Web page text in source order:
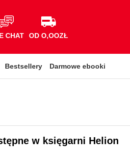
CHAT OD O,OOZŁ
Bestsellery Darmowe ebooki
w księgarni Helion